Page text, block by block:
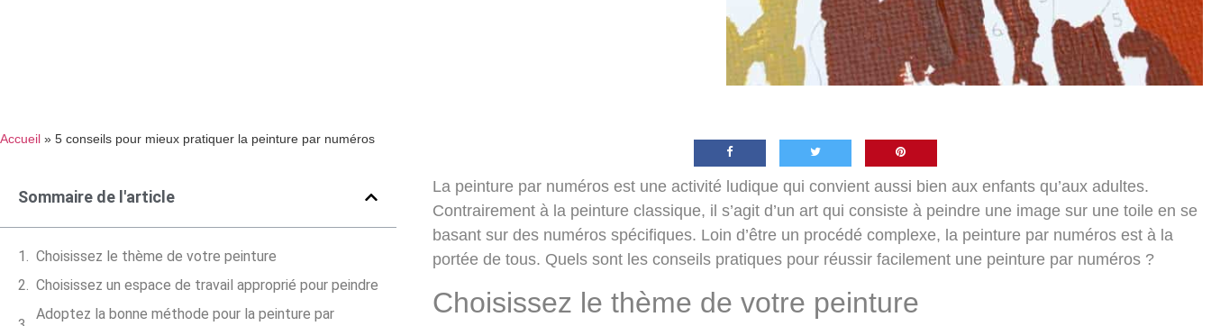
Accueil » 5 conseils pour mieux pratiquer la peinture par numéros
Sommaire de l'article
Choisissez le thème de votre peinture
Choisissez un espace de travail approprié pour peindre
Adoptez la bonne méthode pour la peinture par
La peinture par numéros est une activité ludique qui convient aussi bien aux enfants qu’aux adultes.
Contrairement à la peinture classique, il s’agit d’un art qui consiste à peindre une image sur une toile en se
basant sur des numéros spécifiques. Loin d’être un procédé complexe, la peinture par numéros est à la
portée de tous. Quels sont les conseils pratiques pour réussir facilement une peinture par numéros ?
Choisissez le thème de votre peinture